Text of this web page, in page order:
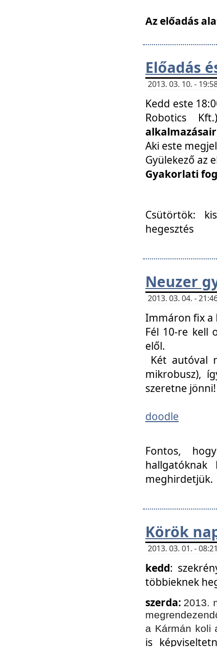
Az előadás
Előadás
2013. 03. 10. -
Kedd este
Robotics
Aki este
Gyülekező az
Gyakorlati
Csütörtök:
hegesztés
Neuzer
2013. 03. 04. -
Immáron fix a
Fél 10-re kell
elől.
Két autóval
mikrobusz),
szeretne jönni!
doodle
Fontos,
meghirdetjük.
Körök
2013. 03. 01. -
kedd:
többieknek
szerda: 2013.
a Kármán koli
is